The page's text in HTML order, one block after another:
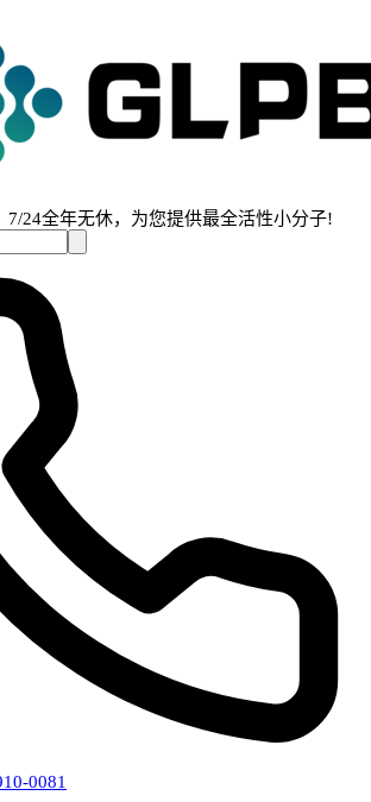
7/24全年无休，为您提供最全活性小分子!
0081